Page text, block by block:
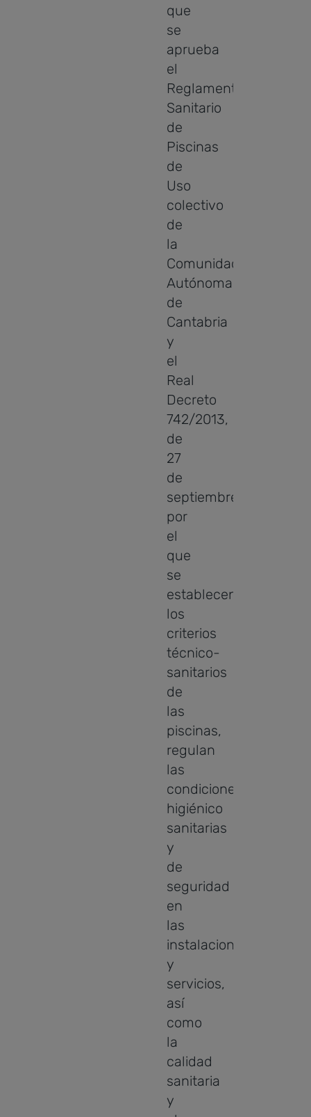
que
se
aprueba
el
Reglamento
Sanitario
de
Piscinas
de
Uso
colectivo
de
la
Comunidad
Autónoma
de
Cantabria
y
el
Real
Decreto
742/2013,
de
27
de
septiembre,
por
el
que
se
establecen
los
criterios
técnico-
sanitarios
de
las
piscinas,
regulan
las
condiciones
higiénico
sanitarias
y
de
seguridad
en
las
instalaciones
y
servicios,
así
como
la
calidad
sanitaria
y